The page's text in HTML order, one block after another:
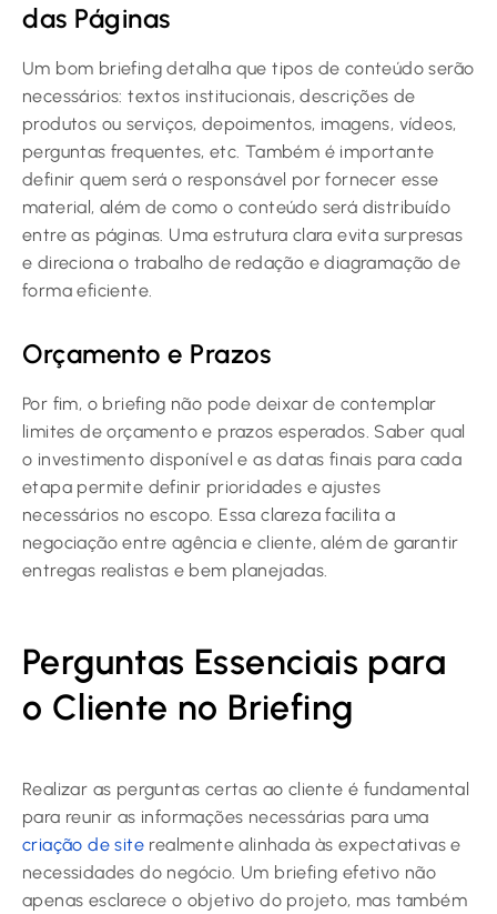
das Páginas
Um bom briefing detalha que tipos de conteúdo serão
necessários: textos institucionais, descrições de
produtos ou serviços, depoimentos, imagens, vídeos,
perguntas frequentes, etc. Também é importante
definir quem será o responsável por fornecer esse
material, além de como o conteúdo será distribuído
entre as páginas. Uma estrutura clara evita surpresas
e direciona o trabalho de redação e diagramação de
forma eficiente.
Orçamento e Prazos
Por fim, o briefing não pode deixar de contemplar
limites de orçamento e prazos esperados. Saber qual
o investimento disponível e as datas finais para cada
etapa permite definir prioridades e ajustes
necessários no escopo. Essa clareza facilita a
negociação entre agência e cliente, além de garantir
entregas realistas e bem planejadas.
Perguntas Essenciais para
o Cliente no Briefing
Realizar as perguntas certas ao cliente é fundamental
para reunir as informações necessárias para uma
criação de site realmente alinhada às expectativas e
necessidades do negócio. Um briefing efetivo não
apenas esclarece o objetivo do projeto, mas também